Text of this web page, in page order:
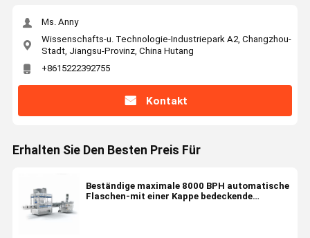
Ms. Anny
Wissenschafts-u. Technologie-Industriepark A2, Changzhou-
Stadt, Jiangsu-Provinz, China Hutang
+8615222392755
Kontakt
Erhalten Sie Den Besten Preis Für
Beständige maximale 8000 BPH automatische
Flaschen-mit einer Kappe bedeckende